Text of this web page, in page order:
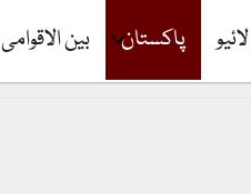
لائیو پاکستان بین الاقوامی